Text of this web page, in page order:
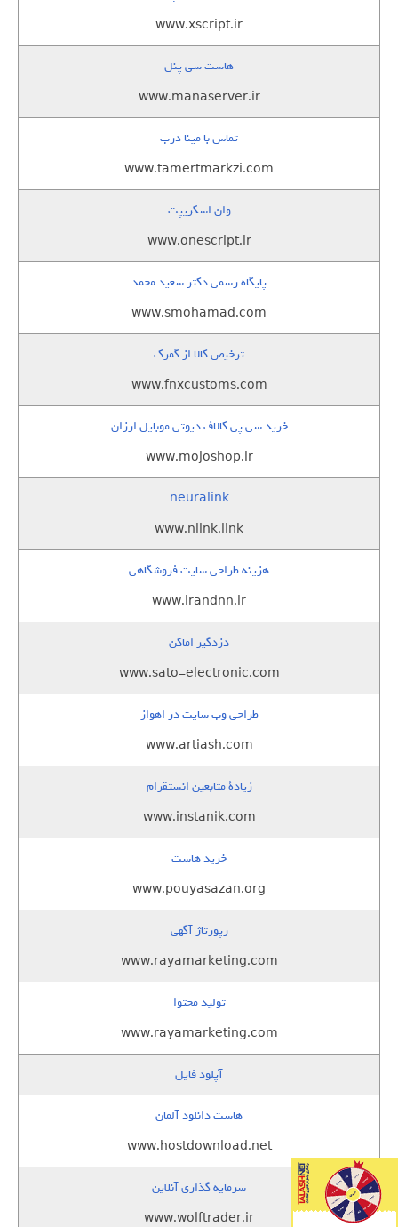
www.xscript.ir
هاست سی پنل
www.manaserver.ir
تماس با مینا درب
www.tamertmarkzi.com
وان اسکریپت
www.onescript.ir
پایگاه رسمی دکتر سعید محمد
www.smohamad.com
ترخیص کالا از گمرک
www.fnxcustoms.com
خرید سی پی کالاف دیوتی موبایل ارزان
www.mojoshop.ir
neuralink
www.nlink.link
هزینه طراحی سایت فروشگاهی
www.irandnn.ir
دزدگیر اماکن
www.sato-electronic.com
طراحی وب سایت در اهواز
www.artiash.com
زيادة متابعين انستقرام
www.instanik.com
خرید هاست
www.pouyasazan.org
رپورتاژ آگهی
www.rayamarketing.com
تولید محتوا
www.rayamarketing.com
آپلود فایل
هاست دانلود آلمان
www.hostdownload.net
سرمایه گذاری آنلاین
www.wolftrader.ir